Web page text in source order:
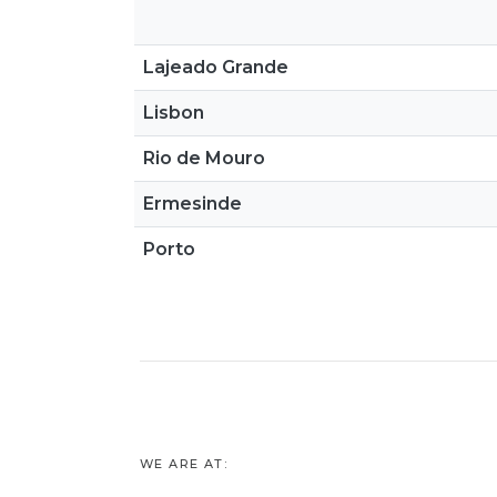
Lajeado Grande
Lisbon
Rio de Mouro
Ermesinde
Porto
WE ARE AT: